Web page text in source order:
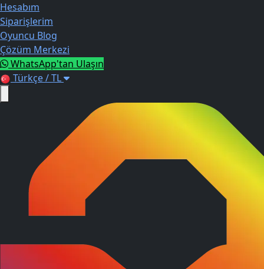
Hesabım
Siparişlerim
Oyuncu Blog
Çözüm Merkezi
WhatsApp'tan Ulaşın
Türkçe / TL